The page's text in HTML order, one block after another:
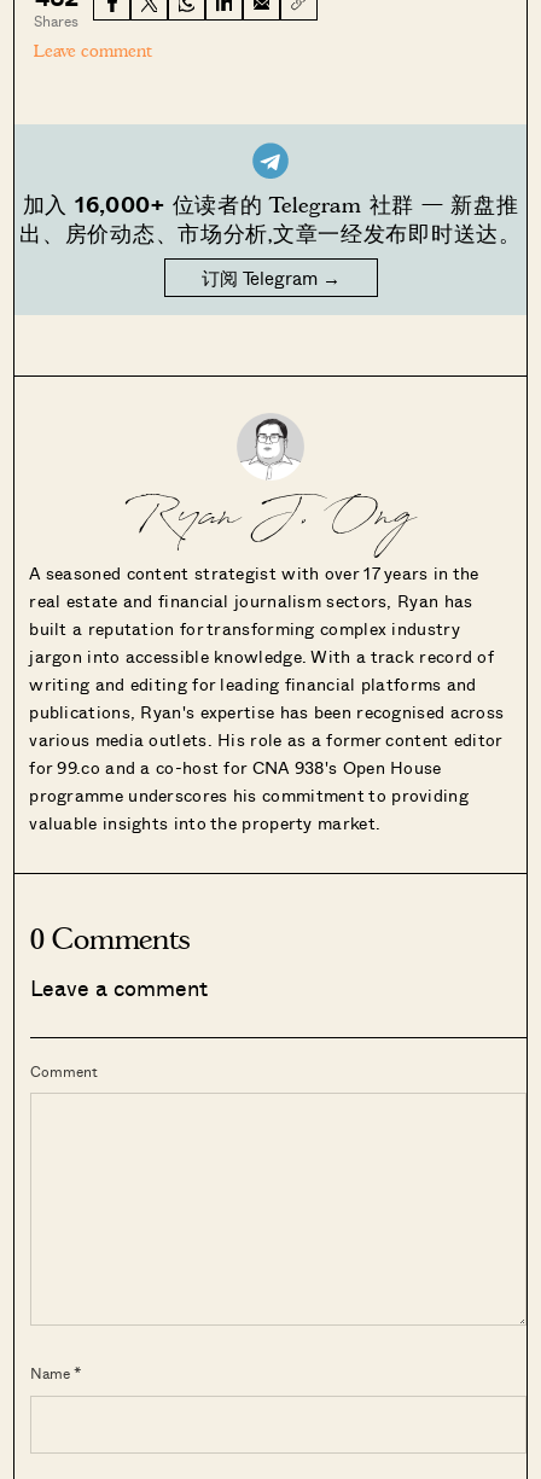
Shares
Leave comment
加入 16,000+ 位读者的 Telegram 社群 — 新盘推
出、房价动态、市场分析,文章一经发布即时送达。
订阅 Telegram →
Ryan J. Ong
A seasoned content strategist with over 17 years in the
real estate and financial journalism sectors, Ryan has
built a reputation for transforming complex industry
jargon into accessible knowledge. With a track record of
writing and editing for leading financial platforms and
publications, Ryan's expertise has been recognised across
various media outlets. His role as a former content editor
for 99.co and a co-host for CNA 938's Open House
programme underscores his commitment to providing
valuable insights into the property market.
0 Comments
Leave a comment
Comment
Name *